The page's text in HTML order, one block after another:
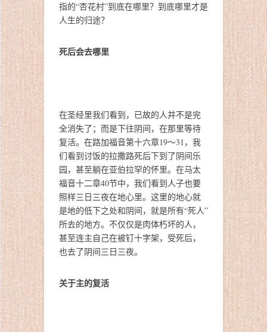
指的“杏花村”到底在哪里？到底哪里才是
人生的归途？
死后会去哪里
在圣经里我们看到，已故的人并不是完
全消失了；而是下往阴间，在那里等待
复活。在路加福音第十六章19～31，我
们看到讨饭的拉撒路死后下到了阴间乐
园，甚至躺在亚伯拉罕的怀里。在马太
福音十二章40节中，我们看到人子也要
照样三日三夜在地心里。这里的地心就
是地的低下之处和阴间，就是所有“死人”
所去的地方。不仅仅是肉体朽坏的人，
甚至连主自己在被钉十字架，受死后，
也去了阴间三日三夜。
关于主的复活